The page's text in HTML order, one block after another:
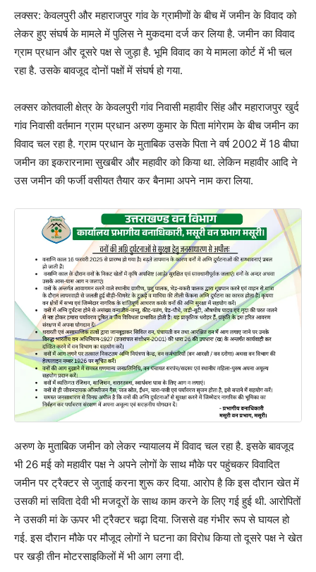
लक्सर: केवलपुरी और महाराजपुर गांव के ग्रामीणों के बीच में जमीन के विवाद को
लेकर हुए संघर्ष के मामले में पुलिस ने मुकदमा दर्ज कर लिया है. जमीन का विवाद
ग्राम प्रधान और दूसरे पक्ष से जुड़ा है. भूमि विवाद का ये मामला कोर्ट में भी चल
रहा है. उसके बावजूद दोनों पक्षों में संघर्ष हो गया.
लक्सर कोतवाली क्षेत्र के केवलपुरी गांव निवासी महावीर सिंह और महाराजपुर खुर्द
गांव निवासी वर्तमान ग्राम प्रधान अरुण कुमार के पिता मांगेराम के बीच जमीन का
विवाद चल रहा है. ग्राम प्रधान के मुताबिक उसके पिता ने वर्ष 2002 में 18 बीघा
जमीन का इकरारनामा सुखबीर और महावीर को किया था. लेकिन महावीर आदि ने
उस जमीन की फर्जी वसीयत तैयार कर बैनामा अपने नाम करा लिया.
अरुण के मुताबिक जमीन को लेकर न्यायालय में विवाद चल रहा है. इसके बावजूद
भी 26 मई को महावीर पक्ष ने अपने लोगों के साथ मौके पर पहुंचकर विवादित
जमीन पर ट्रैक्टर से जुताई करना शुरू कर दिया. आरोप है कि इस दौरान खेत में
उसकी मां सविता देवी भी मजदूरों के साथ काम करने के लिए गई हुई थी. आरोपितों
ने उसकी मां के ऊपर भी ट्रैक्टर चढ़ा दिया. जिससे वह गंभीर रूप से घायल हो
गई. इस दौरान मौके पर मौजूद लोगों ने घटना का विरोध किया तो दूसरे पक्ष ने खेत
पर खड़ी तीन मोटरसाइकिलों में भी आग लगा दी.